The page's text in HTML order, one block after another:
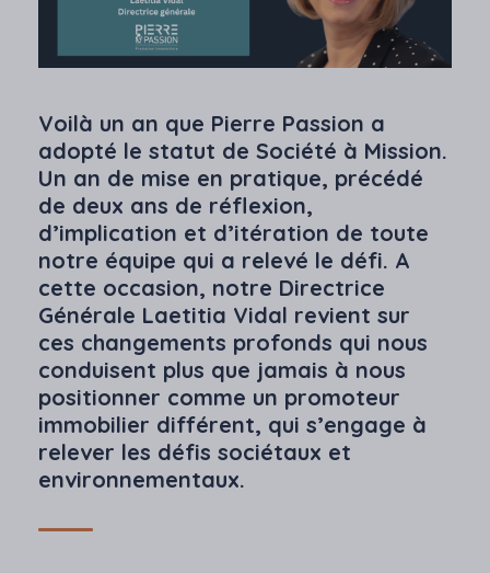
Voilà un an que Pierre Passion a
adopté le statut de Société à Mission.
Un an de mise en pratique, précédé
de deux ans de réflexion,
d’implication et d’itération de toute
notre équipe qui a relevé le défi. A
cette occasion, notre Directrice
Générale Laetitia Vidal revient sur
ces changements profonds qui nous
conduisent plus que jamais à nous
positionner comme un promoteur
immobilier différent, qui s’engage à
relever les défis sociétaux et
environnementaux.